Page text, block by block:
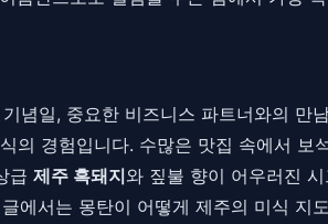
념일, 중요한 비즈니스 파트너와의 만
경험입니다. 수많은 맛집 속에서 보
급 제주 흑돼지와 짚불 향이 어우러진
에서는 몽탄이 어떻게 제주의 미식 지